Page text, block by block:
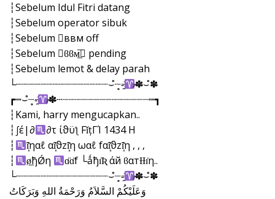
┆Sebelum Idul Fitri datang
┆Sebelum operator sibuk
┆Sebelum ввм off
┆Sebelum ϐϐм̲̅ pending
┆Sebelum lemot & delay parah
└┈┈┈┈┈┈┈┈┈┈┈┈┈┈┈⌣̊┈̥-̶̯͡
̷̴✽̶⌣̊✽̶
┏┉⌣̊┈̥-̶̯͡
̷̴✽̶┄┈┈┈┈┈┈┈┈┈┈┈┈┈┈┉┓
┆Kami, harry mengucapkan..
┆∫έ|∂
∂τ ίϑϋƪ FǐțΓΊ 1434 H
┆
ȋ̝̊ηαℓ αȋ̝̊ϑzȋ̝̊η ωαℓ fαȋ̝̊ϑzȋ̝̊η , , ,
┆
ø̲ђǾη
ɑ̈ɑ̈f └ǻђɪ̇Ʀ Ԃάй ϐαтƗƗɪ̇η..
└┈┈┈┈┈┈┈┈┈┈┈┈┈┈┈⌣̊┈̥-̶̯͡
̷̴✽̶⌣̊✽̶
وَعَلَيْكُمْ السَّلاَمُ وَرَحْمَةُ اللهِ وَبَرَكَاتُ